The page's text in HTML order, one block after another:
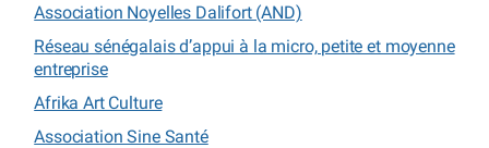
Association Noyelles Dalifort (AND)
Réseau sénégalais d’appui à la micro, petite et moyenne
entreprise
Afrika Art Culture
Association Sine Santé